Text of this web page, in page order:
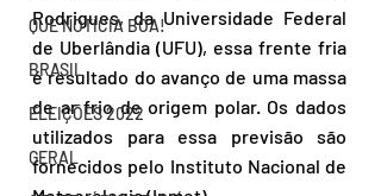
QUE NOTÍCIA BOA!
BRASIL
ELEIÇÕES 2022
GERAL
Rodrigues, da Universidade Federal
de Uberlândia (UFU), essa frente fria
é resultado do avanço de uma massa
de ar frio de origem polar. Os dados
utilizados para essa previsão são
fornecidos pelo Instituto Nacional de